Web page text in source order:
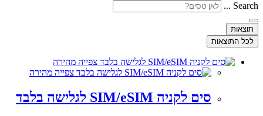
Search ...
תוצאות
לכל התוצאות
צפייה מהירה
צפייה מהירה
סים לקניה SIM/eSIM לגלישה בלבד